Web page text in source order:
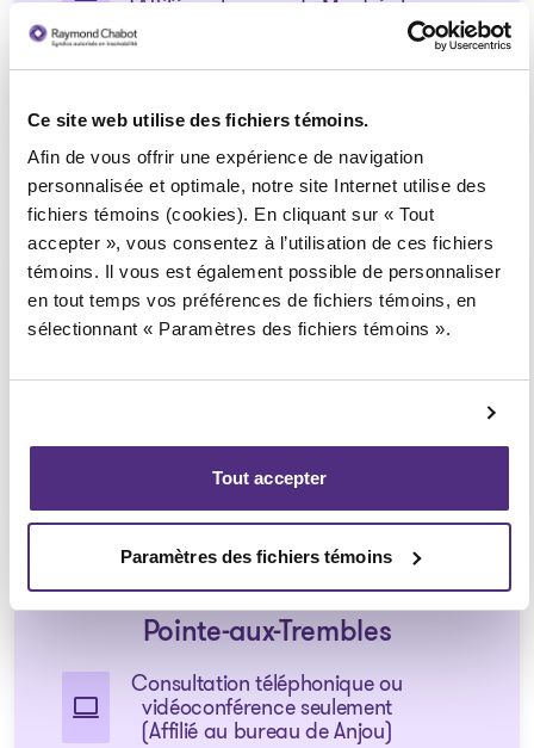
Ce site web utilise des fichiers témoins.
Afin de vous offrir une expérience de navigation
personnalisée et optimale, notre site Internet utilise des
fichiers témoins (cookies). En cliquant sur « Tout
accepter », vous consentez à l’utilisation de ces fichiers
témoins. Il vous est également possible de personnaliser
en tout temps vos préférences de fichiers témoins, en
sélectionnant « Paramètres des fichiers témoins ».
Tout accepter
Paramètres des fichiers témoins
1 855 724-2268
Pointe-Claire
Consultation téléphonique ou
vidéoconférence seulement
1 855 724-2268
Pointe-aux-Trembles
Consultation téléphonique ou
vidéoconférence seulement
(Affilié au bureau de Anjou)